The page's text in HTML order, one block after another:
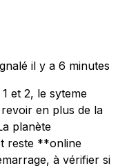
il y a 6 minutes
et 2, le syteme
en plus de la
planète
reste **online
à vérifier si